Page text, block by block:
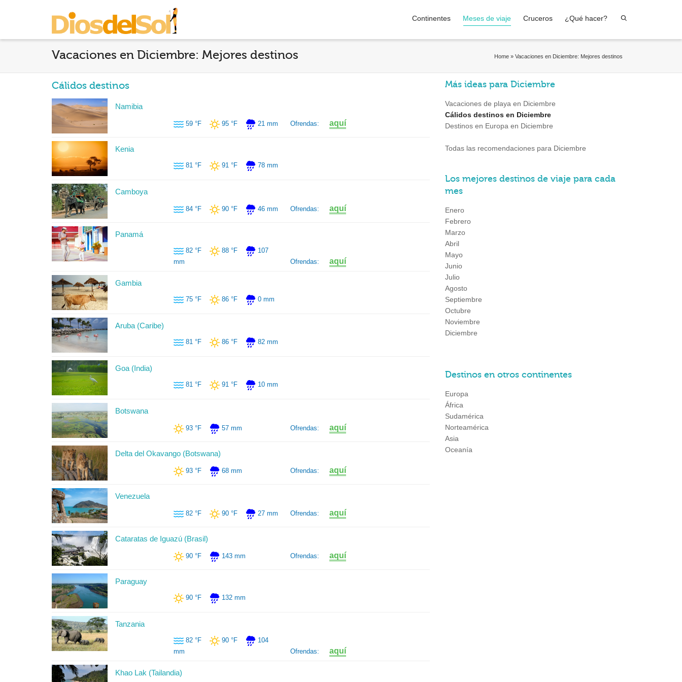
Continentes Meses de viaje Cruceros ¿Qué hacer?
Vacaciones en Diciembre: Mejores destinos Home » Vacaciones en Diciembre: Mejores destinos
Cálidos destinos
Namibia
59 °F 95 °F 21 mm Ofrendas: aquí
Kenia
81 °F 91 °F 78 mm
Camboya
84 °F 90 °F 46 mm Ofrendas: aquí
Panamá
82 °F 88 °F
107
mm
Ofrendas: aquí
Gambia
75 °F 86 °F 0 mm
Aruba (Caribe)
81 °F 86 °F 82 mm
Goa (India)
81 °F 91 °F 10 mm
Botswana
93 °F 57 mm Ofrendas: aquí
Delta del Okavango (Botswana)
93 °F 68 mm Ofrendas: aquí
Venezuela
82 °F 90 °F 27 mm Ofrendas: aquí
Cataratas de Iguazú (Brasil)
90 °F 143 mm Ofrendas: aquí
Paraguay
90 °F 132 mm
Tanzania
82 °F 90 °F
104
mm
Ofrendas: aquí
Khao Lak (Tailandia)
Más ideas para Diciembre
Vacaciones de playa en Diciembre
Cálidos destinos en Diciembre
Destinos en Europa en Diciembre
Todas las recomendaciones para Diciembre
Los mejores destinos de viaje para cada
mes
Enero
Febrero
Marzo
Abril
Mayo
Junio
Julio
Agosto
Septiembre
Octubre
Noviembre
Diciembre
Destinos en otros continentes
Europa
África
Sudamérica
Norteamérica
Asia
Oceanía